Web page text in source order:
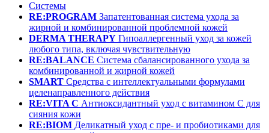
Системы
RE:PROGRAM Запатентованная система ухода за
жирной и комбинированной проблемной кожей
DERMA THERAPY Гипоаллергенный уход за кожей
любого типа, включая чувствительную
RE:BALANCE Система сбалансированного ухода за
комбинированной и жирной кожей
SMART Средства с интеллектуальными формулами
целенаправленного действия
RE:VITA C Антиоксидантный уход с витамином С для
сияния кожи
RE:BIOM Деликатный уход с пре- и пробиотиками для